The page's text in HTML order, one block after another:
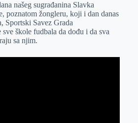
našeg sugrađanina Slavka
poznatom žongleru, koji i dan danas
Sportski Savez Grada
škole fudbala da dođu i da sva
sa njim.